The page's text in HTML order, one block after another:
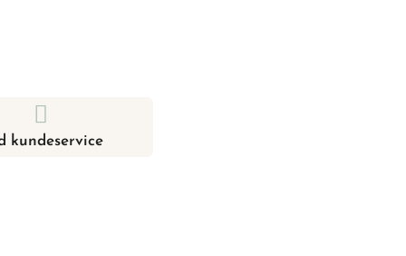
kundeservice